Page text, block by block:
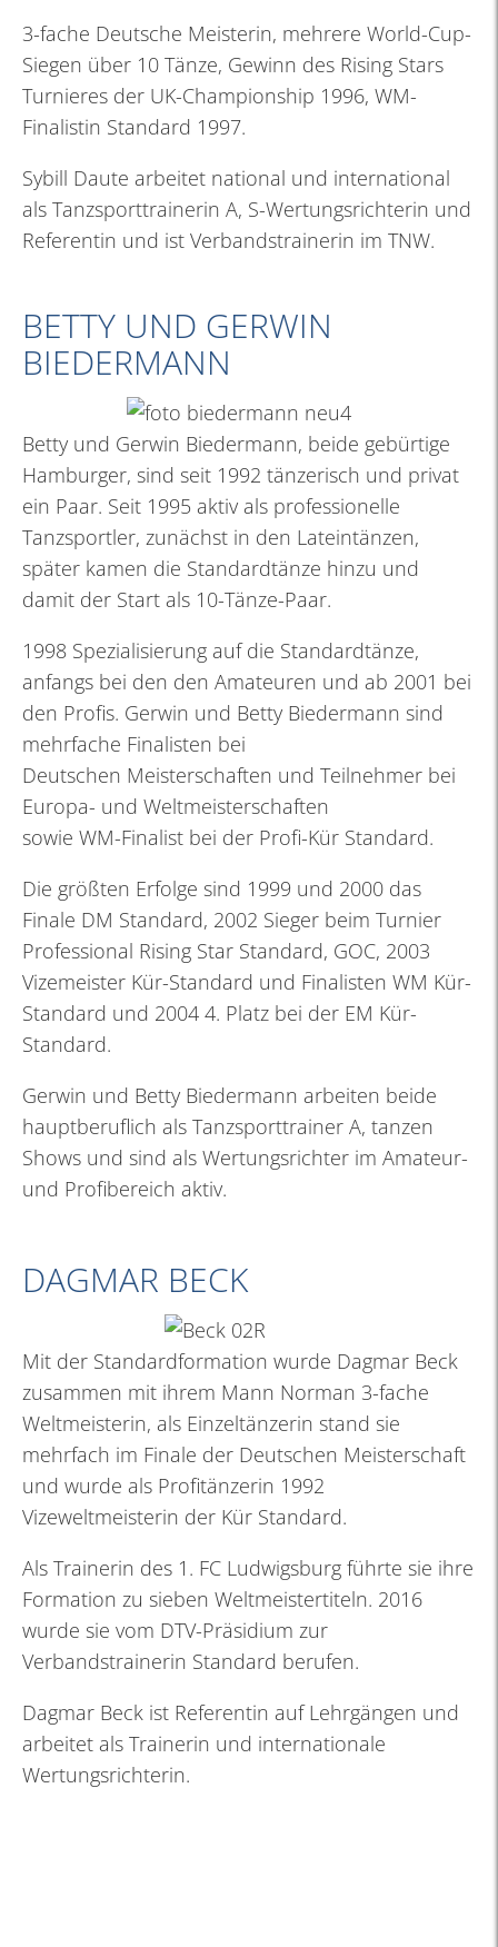
3-fache Deutsche Meisterin, mehrere World-Cup-
Siegen über 10 Tänze, Gewinn des Rising Stars
Turnieres der UK-Championship 1996, WM-
Finalistin Standard 1997.
Sybill Daute arbeitet national und international
als Tanzsporttrainerin A, S-Wertungsrichterin und
Referentin und ist Verbandstrainerin im TNW.
BETTY UND GERWIN
BIEDERMANN
Betty und Gerwin Biedermann, beide gebürtige
Hamburger, sind seit 1992 tänzerisch und privat
ein Paar. Seit 1995 aktiv als professionelle
Tanzsportler, zunächst in den Lateintänzen,
später kamen die Standardtänze hinzu und
damit der Start als 10-Tänze-Paar.
1998 Spezialisierung auf die Standardtänze,
anfangs bei den den Amateuren und ab 2001 bei
den Profis. Gerwin und Betty Biedermann sind
mehrfache Finalisten bei
Deutschen Meisterschaften und Teilnehmer bei
Europa- und Weltmeisterschaften
sowie WM-Finalist bei der Profi-Kür Standard.
Die größten Erfolge sind 1999 und 2000 das
Finale DM Standard, 2002 Sieger beim Turnier
Professional Rising Star Standard, GOC, 2003
Vizemeister Kür-Standard und Finalisten WM Kür-
Standard und 2004 4. Platz bei der EM Kür-
Standard.
Gerwin und Betty Biedermann arbeiten beide
hauptberuflich als Tanzsporttrainer A, tanzen
Shows und sind als Wertungsrichter im Amateur-
und Profibereich aktiv.
DAGMAR BECK
Mit der Standardformation wurde Dagmar Beck
zusammen mit ihrem Mann Norman 3-fache
Weltmeisterin, als Einzeltänzerin stand sie
mehrfach im Finale der Deutschen Meisterschaft
und wurde als Profitänzerin 1992
Vizeweltmeisterin der Kür Standard.
Als Trainerin des 1. FC Ludwigsburg führte sie ihre
Formation zu sieben Weltmeistertiteln. 2016
wurde sie vom DTV-Präsidium zur
Verbandstrainerin Standard berufen.
Dagmar Beck ist Referentin auf Lehrgängen und
arbeitet als Trainerin und internationale
Wertungsrichterin.